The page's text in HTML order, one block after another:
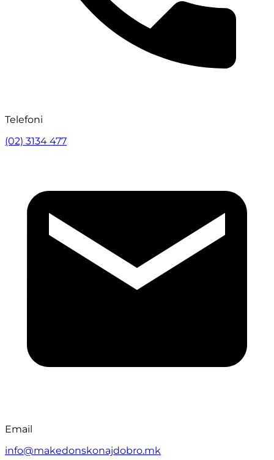
Telefoni
(02) 3134 477
Email
info@makedonskonajdobro.mk